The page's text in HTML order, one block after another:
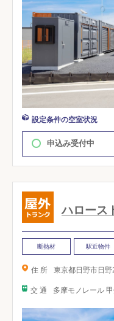
設定条件の空室状況
申込み受付中
ハロース
断熱材 駅近物件
住 所 東京都日野市日野
交 通 多摩モノレール